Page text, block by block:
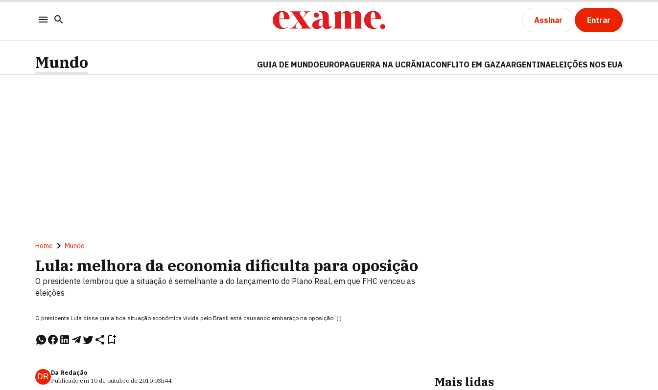
Assinar Entrar
Mundo GUIA DE MUNDOEUROPAGUERRA NA UCRÂNIACONFLITO EM GAZAARGENTINAELEIÇÕES NOS EUA
Home Mundo
Lula: melhora da economia dificulta para oposição
O presidente lembrou que a situação é semelhante a do lançamento do Plano Real, em que FHC venceu as
eleições
O presidente Lula disse que a boa situação econômica vivida pelo Brasil está causando embaraço na oposição. (.)
DR Da Redação
Publicado em 10 de outubro de 2010 03h44. Mais lidas